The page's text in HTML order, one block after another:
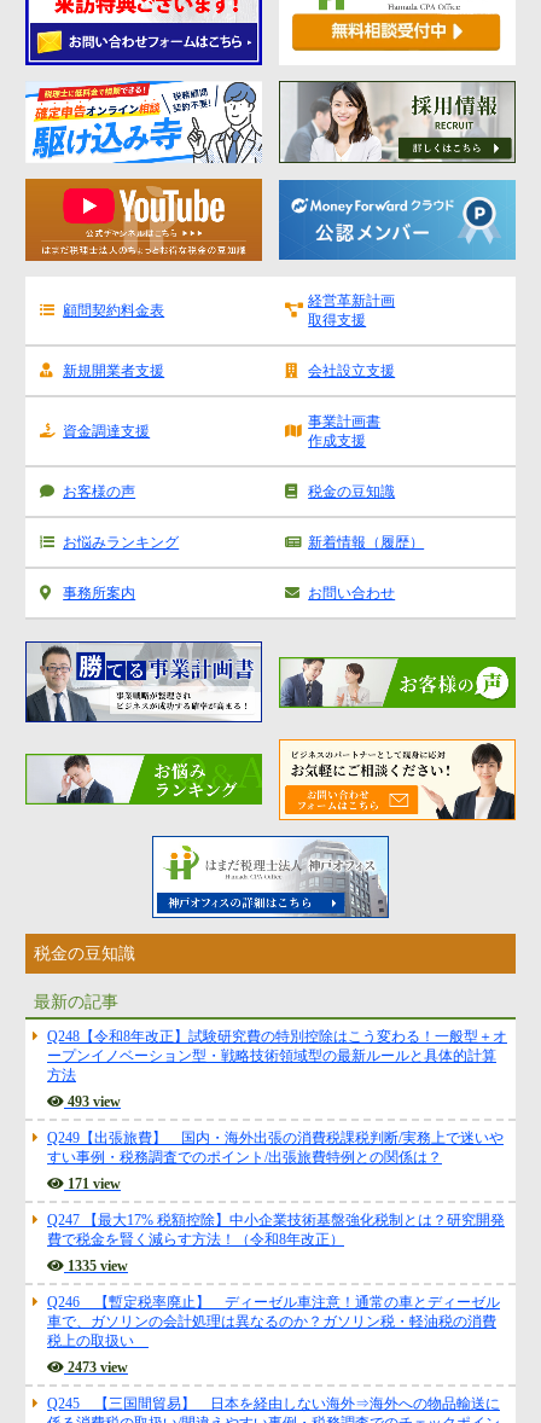
経営革新計画
取得支援
会社設立支援
事業計画書
作成支援
お客様の声 税金の豆知識
お悩みランキング 新着情報（履歴）
事務所案内
税金の豆知識
最新の記事
Q248【令和8年改正】試験研究費の特別控除はこう変わる！一般型＋オ
ープンイノベーション型・戦略技術領域型の最新ルールと具体的計算
方法
493 view
Q249【出張旅費】 国内・海外出張の消費税課税判断/実務上で迷いや
すい事例・税務調査でのポイント/出張旅費特例との関係は？
171 view
Q247 【最大17% 税額控除】中小企業技術基盤強化税制とは？研究開発
費で税金を賢く減らす方法！（令和8年改正）
1335 view
Q246 【暫定税率廃止】 ディーゼル車注意！通常の車とディーゼル
車で、ガソリンの会計処理は異なるのか？ガソリン税・軽油税の消費
税上の取扱い
2473 view